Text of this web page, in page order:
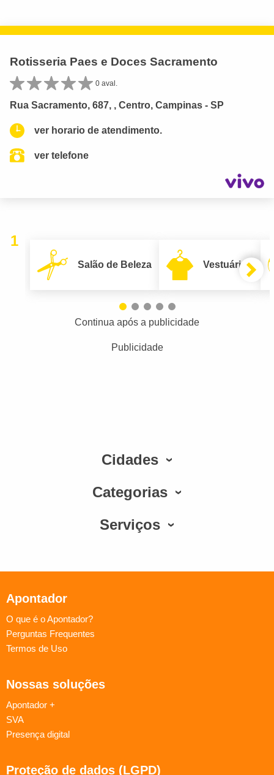
Rotisseria Paes e Doces Sacramento
0 aval.
Rua Sacramento, 687, , Centro, Campinas - SP
ver horario de atendimento.
ver telefone
1
Salão de Beleza Vestuário
Continua após a publicidade
Publicidade
Cidades
Categorias
Serviços
Apontador
O que é o Apontador?
Perguntas Frequentes
Termos de Uso
Nossas soluções
Apontador +
SVA
Presença digital
Proteção de dados (LGPD)